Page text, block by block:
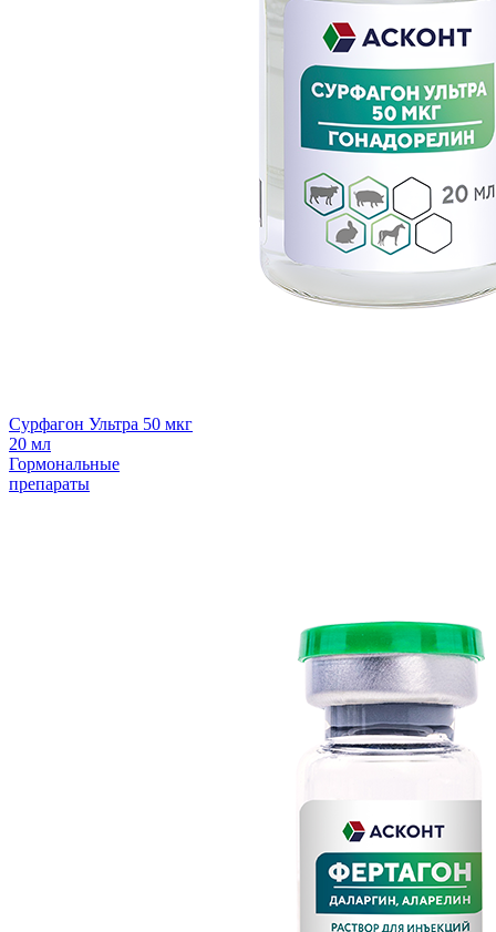
Сурфагон Ультра 50 мкг
20 мл
Гормональные
препараты